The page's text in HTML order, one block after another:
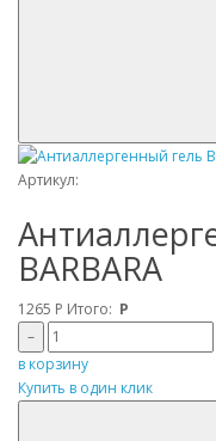
Артикул:
BARBARA
1265 Р Итого: Р
–
в корзину
Купить в один клик